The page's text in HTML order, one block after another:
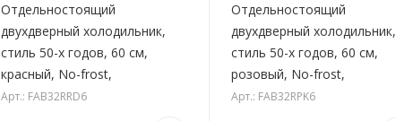
Отдельностоящий
двухдверный холодильник,
стиль 50-х годов, 60 см,
красный, No-frost,
Арт.: FAB32RRD6
Отдельностоящий
двухдверный холодильник,
стиль 50-х годов, 60 см,
розовый, No-frost,
Арт.: FAB32RPK6